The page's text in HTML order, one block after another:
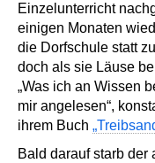
Einzelunterricht
einigen Monaten
die Dorfschule statt
doch als sie Läuse
„Was ich an Wissen
mir angelesen“,
ihrem Buch
Bald darauf starb der